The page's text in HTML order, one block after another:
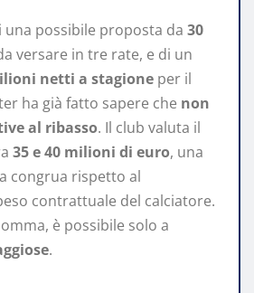
una possibile proposta da 30
versare in tre rate, e di un
netti a stagione per il
ha già fatto sapere che non
al ribasso. Il club valuta il
35 e 40 milioni di euro, una
congrua rispetto al
contrattuale del calciatore.
è possibile solo a
.